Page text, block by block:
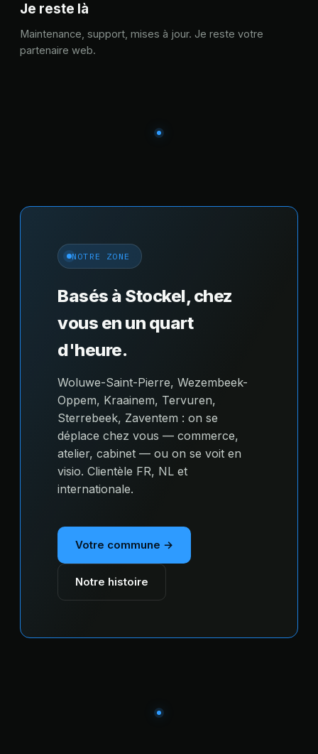
Je reste là
Maintenance, support, mises à jour. Je reste votre
partenaire web.
NOTRE ZONE
Basés à Stockel, chez
vous en un quart
d'heure.
Woluwe-Saint-Pierre, Wezembeek-
Oppem, Kraainem, Tervuren,
Sterrebeek, Zaventem : on se
déplace chez vous — commerce,
atelier, cabinet — ou on se voit en
visio. Clientèle FR, NL et
internationale.
Votre commune →
Notre histoire